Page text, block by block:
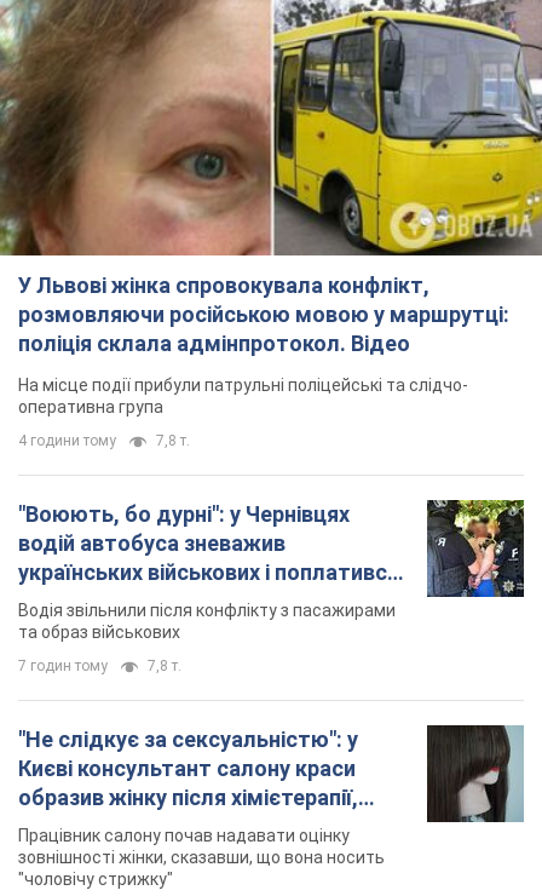
У Львові жінка спровокувала конфлікт,
розмовляючи російською мовою у маршрутці:
поліція склала адмінпротокол. Відео
На місце події прибули патрульні поліцейські та слідчо-
оперативна група
4 години тому 7,8 т.
"Воюють, бо дурні": у Чернівцях
водій автобуса зневажив
українських військових і поплатився.
Відео
Водія звільнили після конфлікту з пасажирами
та образ військових
7 годин тому 7,8 т.
"Не слідкує за сексуальністю": у
Києві консультант салону краси
образив жінку після хімієтерапії,
розгорівся скандал. Фото
Працівник салону почав надавати оцінку
зовнішності жінки, сказавши, що вона носить
"чоловічу стрижку"